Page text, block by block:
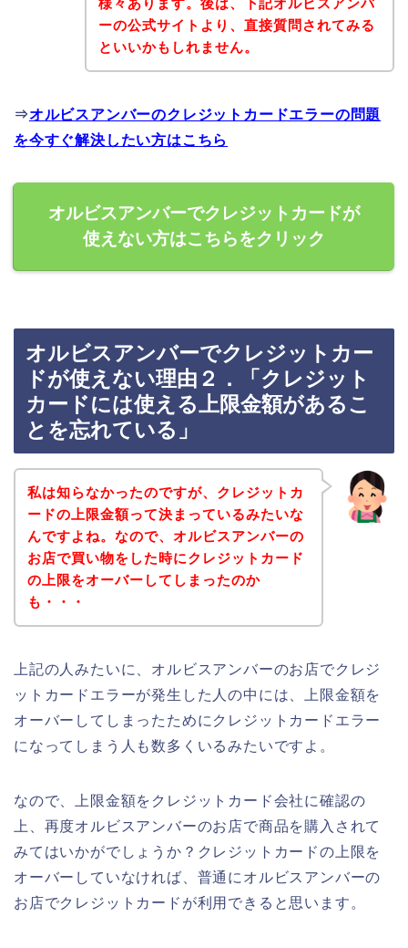
様々あります。後は、下記オルビスアンバ
ーの公式サイトより、直接質問されてみる
といいかもしれません。
⇒オルビスアンバーのクレジットカードエラーの問題
を今すぐ解決したい方はこちら
オルビスアンバーでクレジットカードが
使えない方はこちらをクリック
オルビスアンバーでクレジットカー
ドが使えない理由２．「クレジット
カードには使える上限金額があるこ
とを忘れている」
私は知らなかったのですが、クレジットカ
ードの上限金額って決まっているみたいな
んですよね。なので、オルビスアンバーの
お店で買い物をした時にクレジットカード
の上限をオーバーしてしまったのか
も・・・
上記の人みたいに、オルビスアンバーのお店でクレジ
ットカードエラーが発生した人の中には、上限金額を
オーバーしてしまったためにクレジットカードエラー
になってしまう人も数多くいるみたいですよ。
なので、上限金額をクレジットカード会社に確認の
上、再度オルビスアンバーのお店で商品を購入されて
みてはいかがでしょうか？クレジットカードの上限を
オーバーしていなければ、普通にオルビスアンバーの
お店でクレジットカードが利用できると思います。